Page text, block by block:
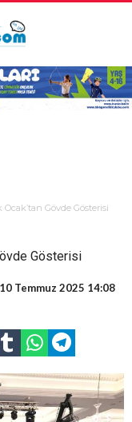
Gövde Gösterisi
Gösterisi
10 Temmuz 2025 14:08